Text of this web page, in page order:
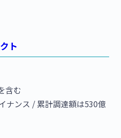
ト
含む
ナンス / 累計調達額は530億